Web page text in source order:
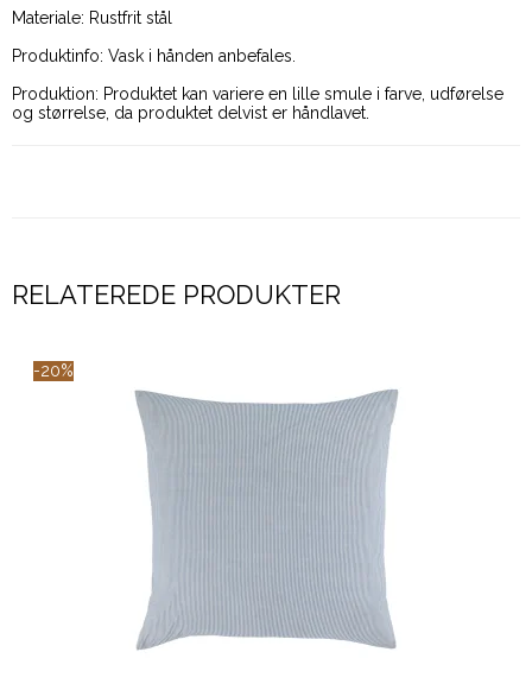
Materiale: Rustfrit stål
Produktinfo: Vask i hånden anbefales.
Produktion: Produktet kan variere en lille smule i farve, udførelse
og størrelse, da produktet delvist er håndlavet.
RELATEREDE PRODUKTER
-20%